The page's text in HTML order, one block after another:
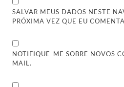
SALVAR MEUS DADOS NESTE
PRÓXIMA VEZ QUE EU
NOTIFIQUE-ME SOBRE NOVOS
MAIL.